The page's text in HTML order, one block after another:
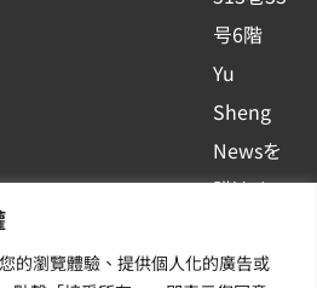
的瀏覽體驗、提供個人化的廣告或
r
e
号6階
Yu
Sheng
Newsを
購読する
イベント